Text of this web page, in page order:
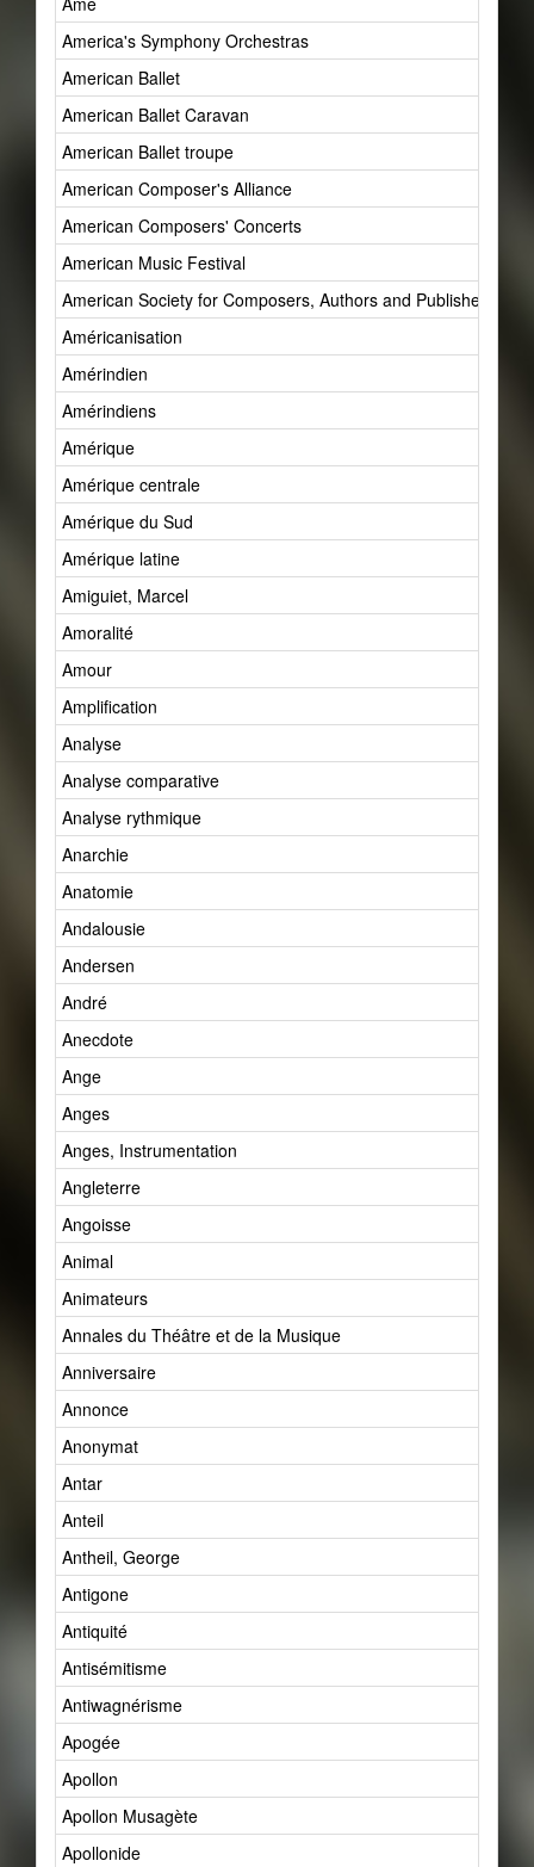
America's Symphony Orchestras
American Ballet
American Ballet Caravan
American Ballet troupe
American Composer's Alliance
American Composers' Concerts
American Music Festival
American Society for Composers, Authors and Publishers
Américanisation
Amérindien
Amérindiens
Amérique
Amérique centrale
Amérique du Sud
Amérique latine
Amiguiet, Marcel
Amoralité
Amour
Amplification
Analyse
Analyse comparative
Analyse rythmique
Anarchie
Anatomie
Andalousie
Andersen
André
Anecdote
Ange
Anges
Anges, Instrumentation
Angleterre
Angoisse
Animal
Animateurs
Annales du Théâtre et de la Musique
Anniversaire
Annonce
Anonymat
Antar
Anteil
Antheil, George
Antigone
Antiquité
Antisémitisme
Antiwagnérisme
Apogée
Apollon
Apollon Musagète
Apollonide